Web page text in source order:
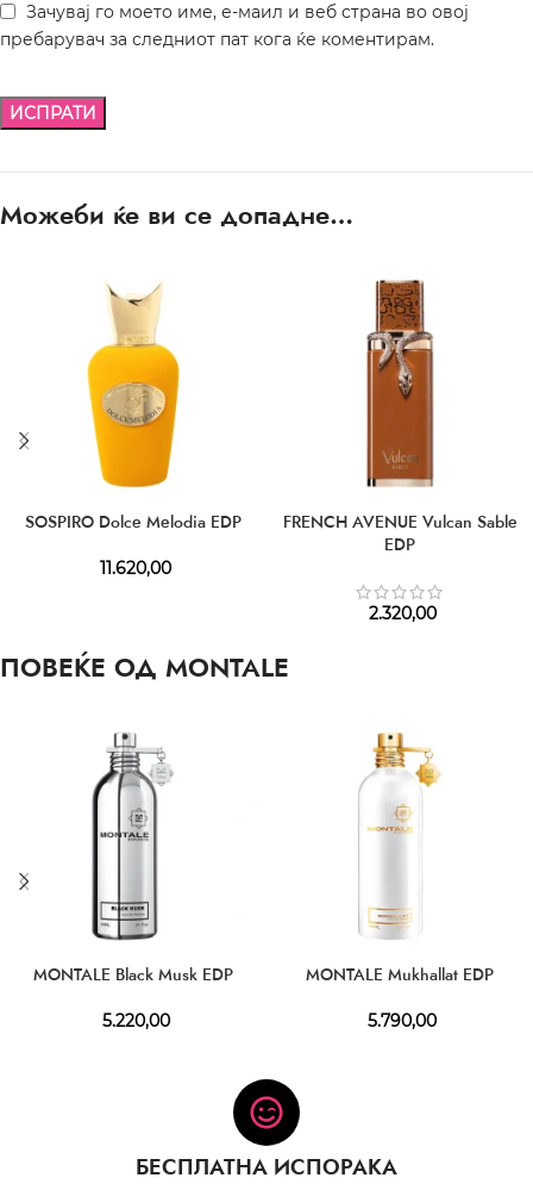
Зачувај го моето име, е-маил и веб страна во овој
пребарувач за следниот пат кога ќе коментирам.
Можеби ќе ви се допадне…
SOSPIRO Dolce Melodia EDP
11.620,00
FRENCH AVENUE Vulcan Sable
EDP
2.320,00
ПОВЕЌЕ ОД MONTALE
MONTALE Black Musk EDP
5.220,00
MONTALE Mukhallat EDP
5.790,00
БЕСПЛАТНА ИСПОРАКА